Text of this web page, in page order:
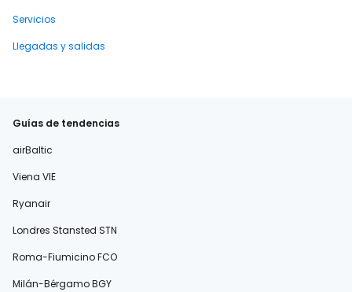
Servicios
Llegadas y salidas
Guías de tendencias
airBaltic
Viena VIE
Ryanair
Londres Stansted STN
Roma-Fiumicino FCO
Milán-Bérgamo BGY